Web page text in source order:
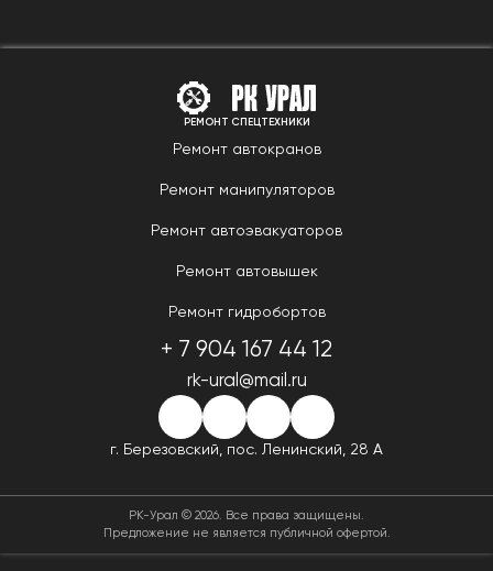
РЕМОНТ СПЕЦТЕХНИКИ
Ремонт автокранов
Ремонт манипуляторов
Ремонт автоэвакуаторов
Ремонт автовышек
Ремонт гидробортов
+ 7 904 167 44 12
rk-ural@mail.ru
г. Березовский, пос. Ленинский, 28 А
РК-Урал © 2026. Все права защищены.
Предложение не является публичной офертой.